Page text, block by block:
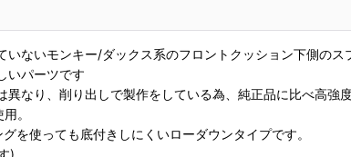
いないモンキー/ダックス系のフロントクッション下側のス
いパーツです
なり、削り出しで製作をしている為、純正品に比べ高強度
。
を使っても底付きしにくいローダウンタイプです。
)